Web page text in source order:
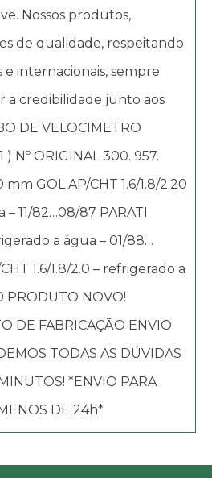
Nossos produtos,
de qualidade, respeitando
e internacionais, sempre
a credibilidade junto aos
DE VELOCIMETRO
) Nº ORIGINAL 300. 957.
mm GOL AP/CHT 1.6/1.8/2.20
11/82…08/87 PARATI
a água – 01/88…
1.6/1.8/2.0 – refrigerado a
PRODUTO NOVO!
DE FABRICAÇÃO ENVIO
TODAS AS DÚVIDAS
*ENVIO PARA
DE 24h*